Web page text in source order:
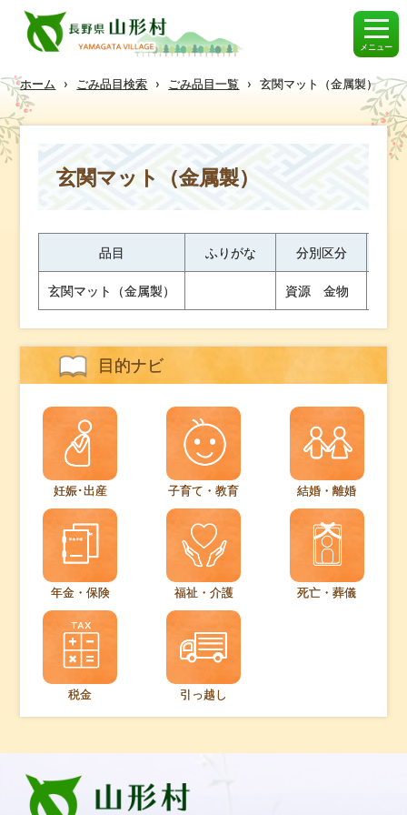
メニュー
ホーム › ごみ品目検索 › ごみ品目一覧 › 玄関マット（金属製）
玄関マット（金属製）
品目 ふりがな 分別区分
玄関マット（金属製） 資源 金物
目的ナビ
妊娠･出産 子育て・教育 結婚・離婚
年金・保険 福祉・介護 死亡・葬儀
税金 引っ越し